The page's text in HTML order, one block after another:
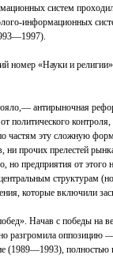
систем
информационных
номер «Науки и
антирыночная
политического
частям эту сложную
ни прочих прелестей
но предприятия от этого
структурам
которые включили
Начав с победы на
разгромила оппозицию
(1989—1993),